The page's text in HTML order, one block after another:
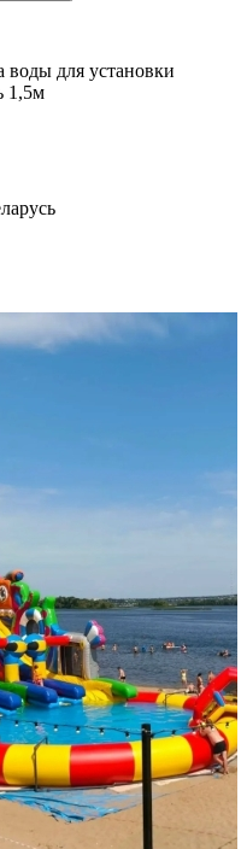
для установки
1,5м